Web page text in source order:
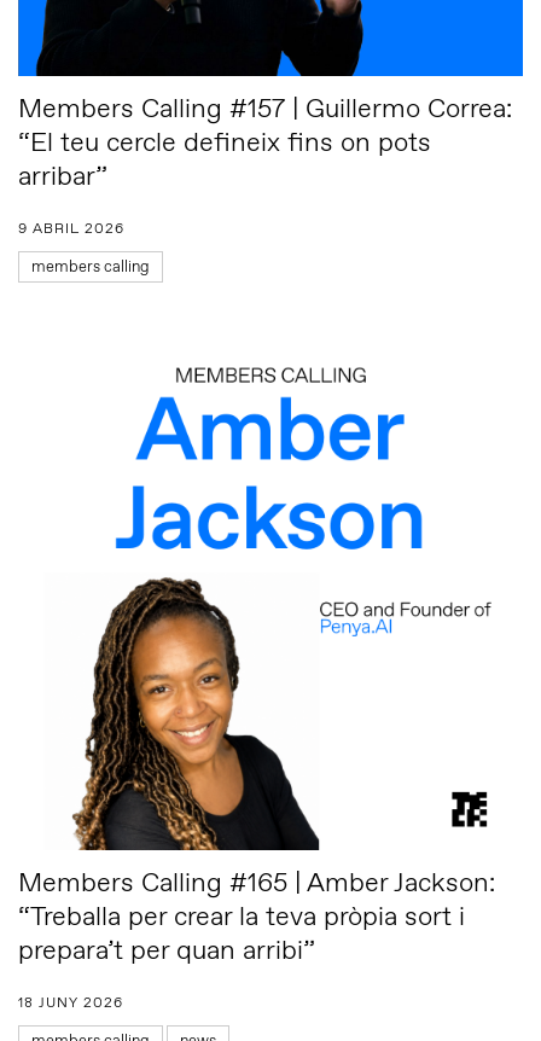
Members Calling #157 | Guillermo Correa:
“El teu cercle defineix fins on pots
arribar”
9 ABRIL 2026
members calling
Members Calling #165 | Amber Jackson:
“Treballa per crear la teva pròpia sort i
prepara’t per quan arribi”
18 JUNY 2026